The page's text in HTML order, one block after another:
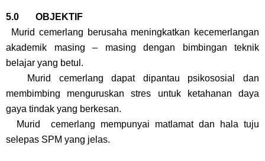
5.0 OBJEKTIF
Murid cemerlang berusaha meningkatkan kecemerlangan
akademik masing – masing dengan bimbingan teknik
belajar yang betul.
Murid cemerlang dapat dipantau psikososial dan
membimbing menguruskan stres untuk ketahanan daya
gaya tindak yang berkesan.
Murid cemerlang mempunyai matlamat dan hala tuju
selepas SPM yang jelas.